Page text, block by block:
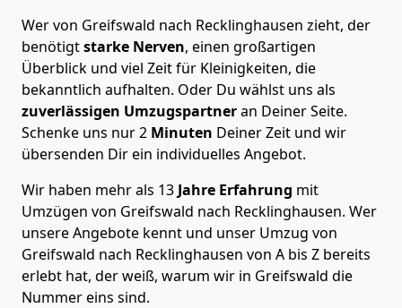
Wer von Greifswald nach Recklinghausen zieht, der
benötigtstarke Nerven, einen großartigen
Überblick und viel Zeit für Kleinigkeiten, die
bekanntlich aufhalten. Oder Du wählst uns als
zuverlässigen Umzugspartneran Deiner Seite.
Schenke uns nur2 Minuten Deiner Zeit und wir
übersenden Dir ein individuelles Angebot.
Wir haben mehr als 13 Jahre Erfahrung mit
Umzügen von Greifswald nach Recklinghausen. Wer
unsere Angebote kennt und unser Umzug von
Greifswald nach Recklinghausen von A bis Z bereits
erlebt hat, der weiß, warum wir in Greifswald die
Nummer eins sind.